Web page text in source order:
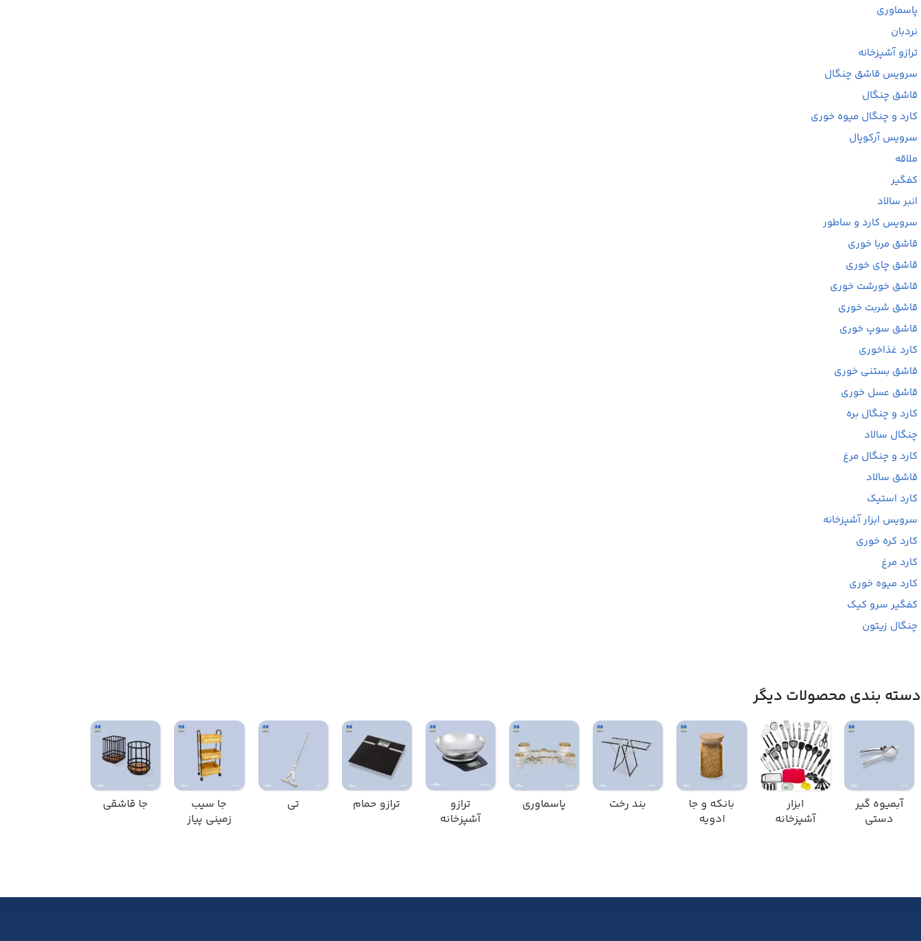
پاسماوری
نردبان
ترازو آشپزخانه
سرویس قاشق چنگال
قاشق چنگال
کارد و چنگال میوه خوری
سرویس آرکوپال
ملاقه
کفگیر
انبر سالاد
سرویس کارد و ساطور
قاشق مربا خوری
قاشق چای خوری
قاشق خورشت خوری
قاشق شربت خوری
قاشق سوپ خوری
کارد غذاخوری
قاشق بستنی خوری
قاشق عسل خوری
کارد و چنگال بره
چنگال سالاد
کارد و چنگال مرغ
قاشق سالاد
کارد استیک
سرویس ابزار آشپزخانه
کارد کره خوری
کارد مرغ
کارد میوه خوری
کفگیر سرو کیک
چنگال زیتون
دسته بندی محصولات دیگر
آبمیوه گیر
دستی
ابزار
آشپزخانه
بانکه و جا
ادویه
بند رخت پاسماوری
ترازو
آشپزخانه
ترازو حمام تی
جا سیب
زمینی پیاز
جا قاشقی